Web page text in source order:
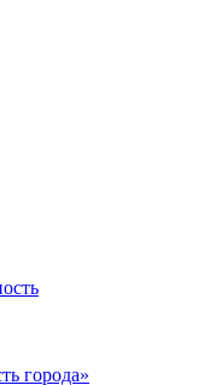
города»